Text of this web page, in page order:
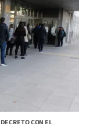
CON EL